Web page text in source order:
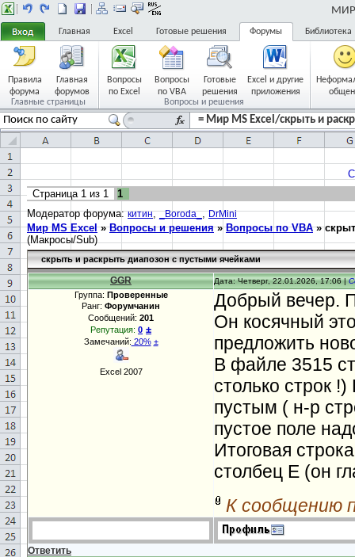
МИР
Главная Excel Готовые решения Форумы Библиотека
Правила
форума
Главная
форумов
Главные страницы
Вопросы
по Excel
Вопросы
по VBA
Готовые
решения
Excel и другие
приложения
Вопросы и решения
= Мир MS Excel/скрыть и
Страница 1 из 1
1
Модератор форума:китин,_Boroda_,DrMini
Мир MS Excel » Вопросы и решения » Вопросы по VBA »
(Макросы/Sub)
скрыть и раскрыть диапозон с пустыми ячейками
GGR Дата: Четверг, 22.01.2026, 17:06 |
Группа: Проверенные
Ранг: Форумчанин
Сообщений: 201
Репутация: 0 ±
Замечаний: 20% ±
Excel 2007
Добрый вечер.
Он косячный
предложить
В файле 3515
столько строк
пустым ( н-р
пустое поле
Итоговая
столбец E (он
К сообщению
Ответить